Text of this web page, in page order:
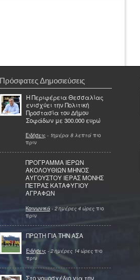
Πρόσφατες Δημοσιεύσεις
Η Περιφέρεια Θεσσαλίας
ενισχύει την Πολιτική
Προστασία του Δήμου
Σοφάδων με 300.000 ευρώ
Ειδήσεις - 1ημέρα 8 λεπτά πιο
πριν
ΠΡΟΓΡΑΜΜΑ ΙΕΡΩΝ
ΑΚΟΛΟΥΘΙΩΝ ΜΗΝΟΣ
ΑΥΓΟΥΣΤΟΥ ΙΕΡΑΣ ΜΟΝΗΣ
ΠΕΤΡΑΣ ΚΑΤΑΦΥΓΙΟΥ
ΑΓΡΑΦΩΝ
Κοινωνικά - 2 ημέρες 4 ώρες πιο
πριν
ΠΡΩΤΗ ΓΙΑ ΤΗΝ ΑΣΑ
Ειδήσεις - 2 ημέρες 14 ώρες πιο
πριν
Στο νομοσχέδιο για την